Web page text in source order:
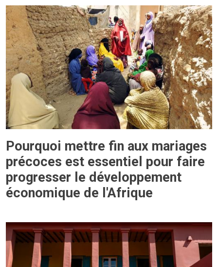
Pourquoi mettre fin aux mariages
précoces est essentiel pour faire
progresser le développement
économique de l'Afrique